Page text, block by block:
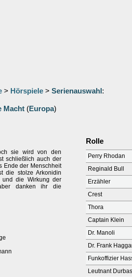
> Hörspiele > Serienauswahl :
Macht (Europa)
sie wird von den
schließlich auch der
Ende der Menschheit
die stolze Arkonidin
und die Wirkung der
danken ihr die
Rolle
Perry Rhodan
Reginald Bull
Erzähler
Crest
Thora
Captain Klein
Dr. Manoli
Dr. Frank
Funkoffizier
Leutnant Durbas